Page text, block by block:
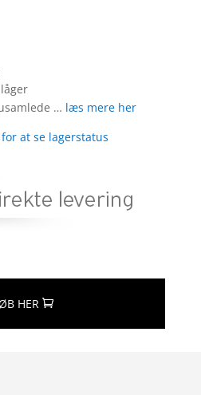
… læs mere her
at se lagerstatus
HER